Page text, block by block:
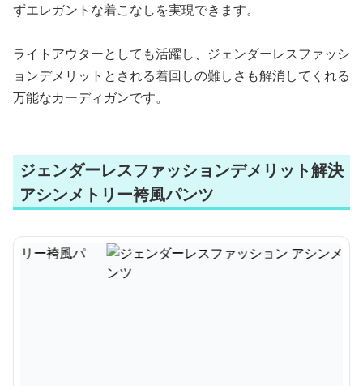
ずエレガントな着こなしを実現できます。
ライトアウターとしても活躍し、ジェンダーレスファッシ
ョンデメリットとされる着回しの難しさも解消してくれる
万能なカーディガンです。
ジェンダーレスファッションデメリット解決
アシンメトリー袴風パンツ